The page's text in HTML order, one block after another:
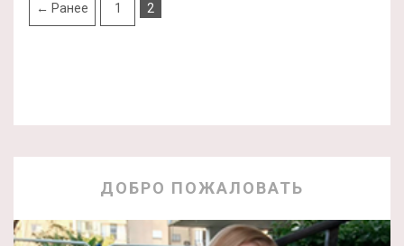
← Ранее 1 2
ДОБРО ПОЖАЛОВАТЬ